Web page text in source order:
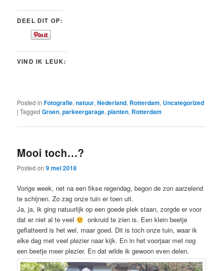
DEEL DIT OP:
VIND IK LEUK:
Posted in Fotografie,natuur,Nederland, Rotterdam, Uncategorized
|Tagged Groen,parkeergarage,planten, Rotterdam
Mooi toch…?
Posted on9 mei 2018
Vorige week, net na een fikse regendag, begon de zon aarzelend
te schijnen. Zo zag onze tuin er toen uit.
Ja, ja, ik ging natuurlijk op een goede plek staan, zorgde er voor
dat er niet al te veel
onkruid te zien is. Een klein beetje
geflatteerd is het wel, maar goed. Dit is toch onze tuin, waar ik
elke dag met veel plezier naar kijk. En in het voorjaar met nog
een beetje meer plezier. En dat wilde ik gewoon even delen.